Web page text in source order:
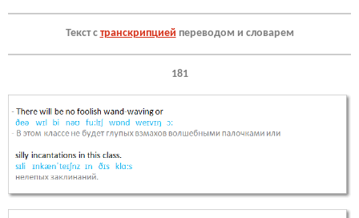
Текст с транскрипцией переводом и словарем
181